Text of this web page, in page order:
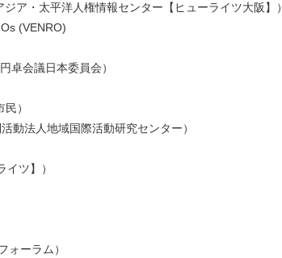
ア・太平洋人権情報センター【ヒューライツ大阪】）
(VENRO)
卓会議日本委員会）
）
動法人地域国際活動研究センター）
ツ】）
ーラム）